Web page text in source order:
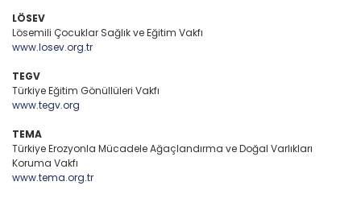
LÖSEV
Lösemili Çocuklar Sağlık ve Eğitim Vakfı
www.losev.org.tr
TEGV
Türkiye Eğitim Gönüllüleri Vakfı
www.tegv.org
TEMA
Türkiye Erozyonla Mücadele Ağaçlandırma ve Doğal Varlıkları
Koruma Vakfı
www.tema.org.tr